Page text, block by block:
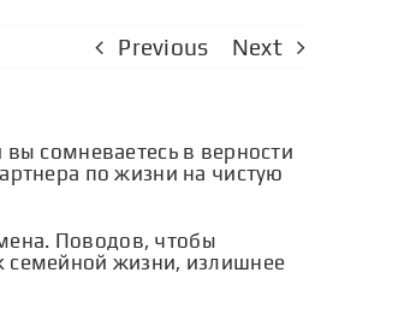
Previous Next
сомневаетесь в верности
по жизни на чистую
Поводов, чтобы
семейной жизни, излишнее